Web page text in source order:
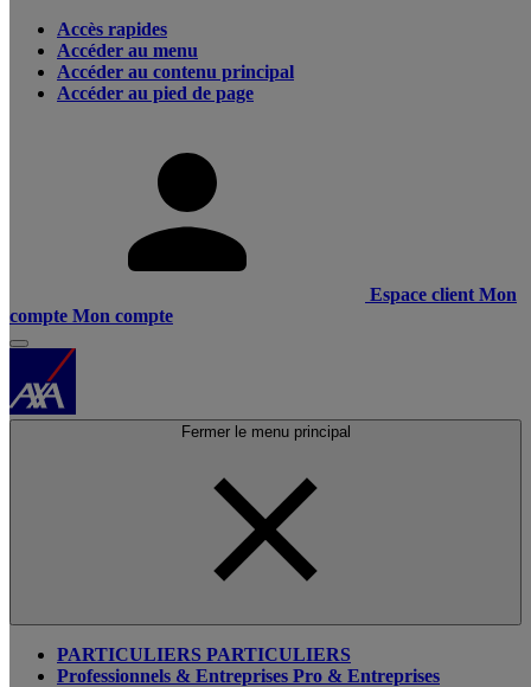
Accès rapides
Accéder au menu
Accéder au contenu principal
Accéder au pied de page
Espace client Mon
compte Mon compte
Fermer le menu principal
PARTICULIERS PARTICULIERS
Professionnels & Entreprises Pro & Entreprises